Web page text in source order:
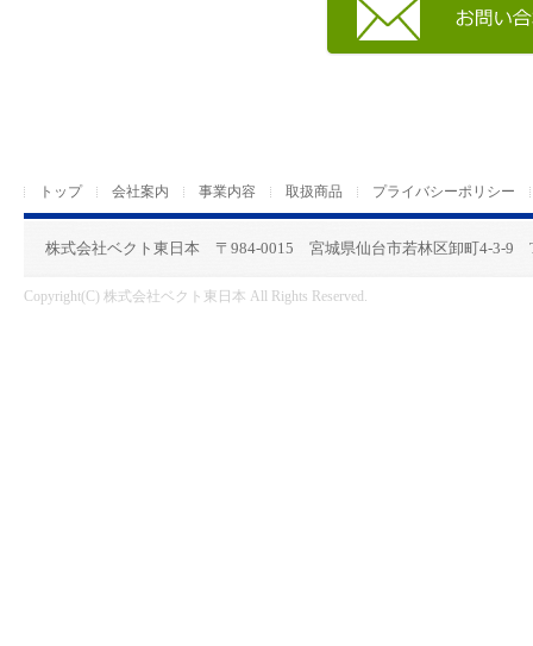
トップ 会社案内 事業内容 取扱商品 プライバシーポリシー
株式会社ベクト東日本 〒984-0015 宮城県仙台市若林区卸町4-3-9
Copyright(C) 株式会社ベクト東日本 All Rights Reserved.